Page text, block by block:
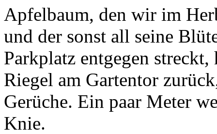
Apfelbaum, den wir im
und der sonst all seine
Parkplatz entgegen
Riegel am Gartentor
Gerüche. Ein paar Meter
Knie.